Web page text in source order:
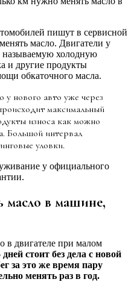
пишут в сервисной
масло. Двигатели у
называемую холодную
и другие продукты
обкаточного масла.
у нового авто уже через
максимальный
износа как можно
Большой интервал
уловки.
у официального
масло в машине,
в двигателе при малом
стоит без дела с новой
за это же время пару
менять раз в год.